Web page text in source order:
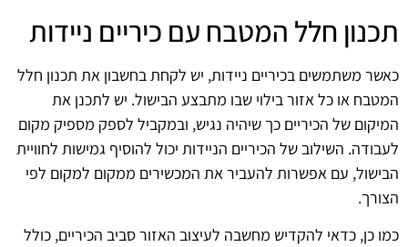
תכנון חלל המטבח עם כיריים ניידות
כאשר משתמשים בכיריים ניידות, יש לקחת בחשבון את תכנון חלל
המטבח או כל אזור בילוי שבו מתבצע הבישול. יש לתכנן את
המיקום של הכיריים כך שיהיה נגיש, ובמקביל לספק מספיק מקום
לעבודה. השילוב של הכיריים הניידות יכול להוסיף גמישות לחוויית
הבישול, עם אפשרות להעביר את המכשירים ממקום למקום לפי
הצורך.
כמו כן, כדאי להקדיש מחשבה לעיצוב האזור סביב הכיריים, כולל